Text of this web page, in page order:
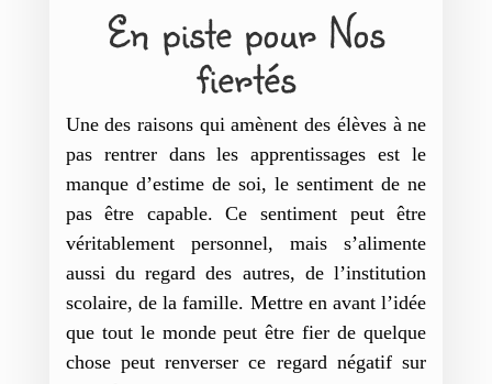
En piste pour Nos
fiertés
Une des raisons qui amènent des élèves à ne
pas rentrer dans les apprentissages est le
manque d’estime de soi, le sentiment de ne
pas être capable. Ce sentiment peut être
véritablement personnel, mais s’alimente
aussi du regard des autres, de l’institution
scolaire, de la famille. Mettre en avant l’idée
que tout le monde peut être fier de quelque
chose peut renverser ce regard négatif sur